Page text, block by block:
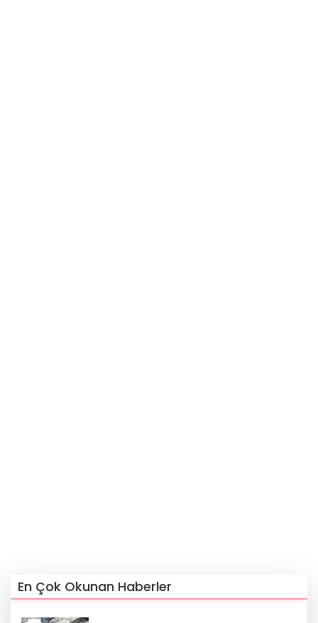
En Çok Okunan Haberler